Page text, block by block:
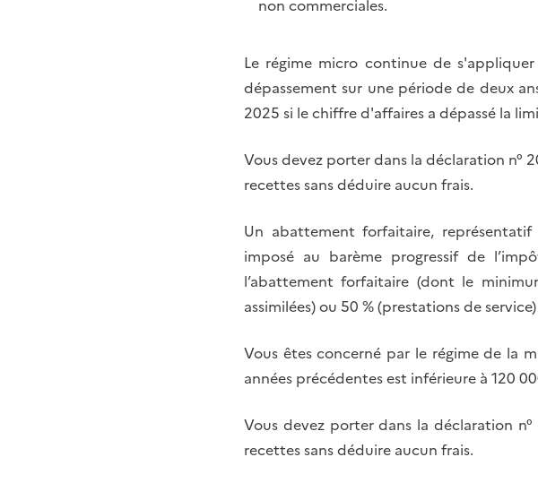
non commerciales.
Le régime micro continue de
dépassement sur une période de deux
2025 si le chiffre d'affaires a dépassé la
Vous devez porter dans la déclaration n°
recettes sans déduire aucun frais.
Un abattement forfaitaire, représentatif
imposé au barème progressif de
l’abattement forfaitaire (dont le
assimilées) ou 50 % (prestations de
Vous êtes concerné par le régime de la
années précédentes est inférieure à 120
Vous devez porter dans la déclaration
recettes sans déduire aucun frais.